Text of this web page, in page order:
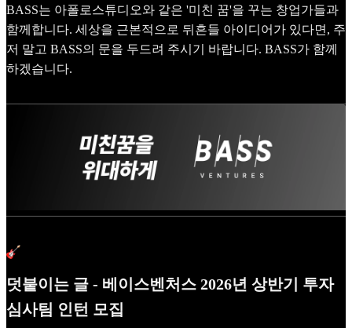
BASS는 아폴로스튜디오와 같은 '미친 꿈'을 꾸는 창업가들과
함께합니다. 세상을 근본적으로 뒤흔들 아이디어가 있다면, 주
저 말고 BASS의 문을 두드려 주시기 바랍니다. BASS가 함께
하겠습니다.
덧붙이는 글 - 베이스벤처스 2026년 상반기 투자
심사팀 인턴 모집